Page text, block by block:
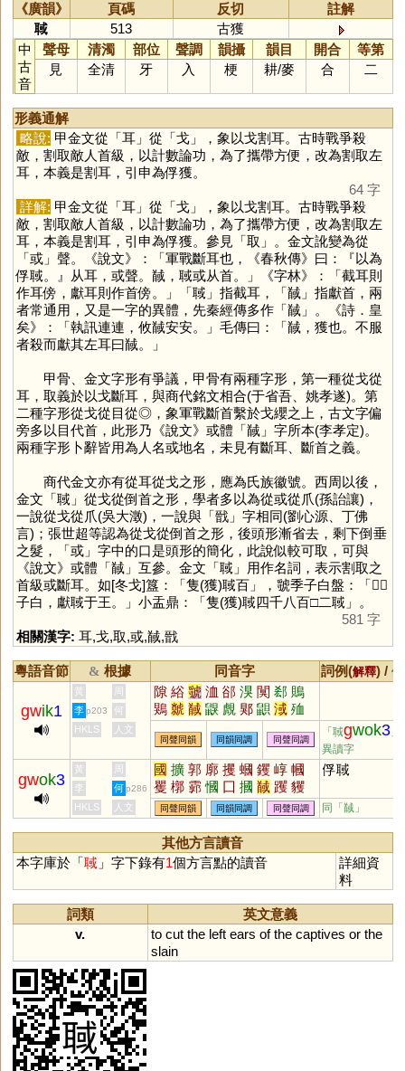
《廣韻》 頁碼 反切
註解
聝
513
古獲
中
古
音
聲母 清濁 部位 聲調 韻攝 韻目 開合
等第
見
全清 牙 入 梗 耕/麥 合 二
形義通解
略說: 甲金文從「耳」從「戈」，象以戈割耳。古時戰爭殺
敵，割取敵人首級，以計數論功，為了攜帶方便，改為割取左
耳，本義是割耳，引申為俘獲。
64 字
詳解: 甲金文從「耳」從「戈」，象以戈割耳。古時戰爭殺
敵，割取敵人首級，以計數論功，為了攜帶方便，改為割取左
耳，本義是割耳，引申為俘獲。參見「取 」。金文訛變為從
「或」聲。《說文》：「軍戰斷耳也，《春秋傳》曰：『以為
俘聝。』从耳，或聲。馘，聝或从首。」《字林》：「截耳則
作耳傍，獻耳則作首傍。」「聝」指截耳，「馘」指獻首，兩
者常通用，又是一字的異體，先秦經傳多作「馘」。《詩．皇
矣》：「執訊連連，攸馘安安。」毛傳曰：「馘，獲也。不服
者殺而獻其左耳曰馘。」
甲骨、金文字形有爭議，甲骨有兩種字形，第一種從戈從
耳，取義於以戈斷耳，與商代銘文相合(于省吾、姚孝遂)。第
二種字形從戈從目從◎，象軍戰斷首繫於戈纓之上，古文字偏
旁多以目代首，此形乃《說文》或體「馘」字所本(李孝定)。
兩種字形卜辭皆用為人名或地名，未見有斷耳、斷首之義。
商代金文亦有從耳從戈之形，應為氏族徽號。西周以後，
金文「聝」從戈從倒首之形，學者多以為從或從爪(孫詒讓)，
一說從戈從爪(吳大澂)，一說與「戩」字相同(劉心源、丁佛
言)；張世超等認為從戈從倒首之形，後頭形漸省去，剩下倒垂
之髮，「或」字中的口是頭形的簡化，此說似較可取，可與
《說文》或體「馘」互參。金文「聝」用作名詞，表示割取之
首級或斷耳。如[冬戈]簋：「隻(獲)聝百」，虢季子白盤：「𧻚𧻚
子白，獻聝于王。」小盂鼎：「隻(獲)聝四千八百□二聝」。
581 字
相關漢字: 耳,戈,取,或,馘,戩
粵語音節 & 根據 同音字 詞例(解釋) /
gwik1
黃 周 隙 綌 虢 洫 郤 湨 闃 郄 鵙
鶪 虩 馘 鼳 覤 郹 鼰 淢 殈
狊 侐 犑
李 p203
何
HKLS
人文
同聲同韻 同韻同調 同聲同調
「聝gwok3
異讀字
gwok3
黃 周 國 擴 郭 廓 攫 蟈 钁 崞 幗
矍 槨 霩 慖 囗 摑 馘 躩 貜
玃 漍 彏 彉 簂 膕 漷 墎 嘓
俘聝
李 何 p286
HKLS 人文 同聲同韻 同韻同調 同聲同調 同「馘 」
其他方言讀音
本字庫於「聝 」字下錄有1個方言點的讀音
詳細資
料
詞類
英文意義
v.
to cut the left ears of the captives or the
slain